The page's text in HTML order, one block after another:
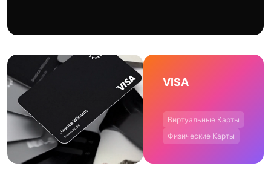
VISA
Виртуальные Карты
Физические Карты